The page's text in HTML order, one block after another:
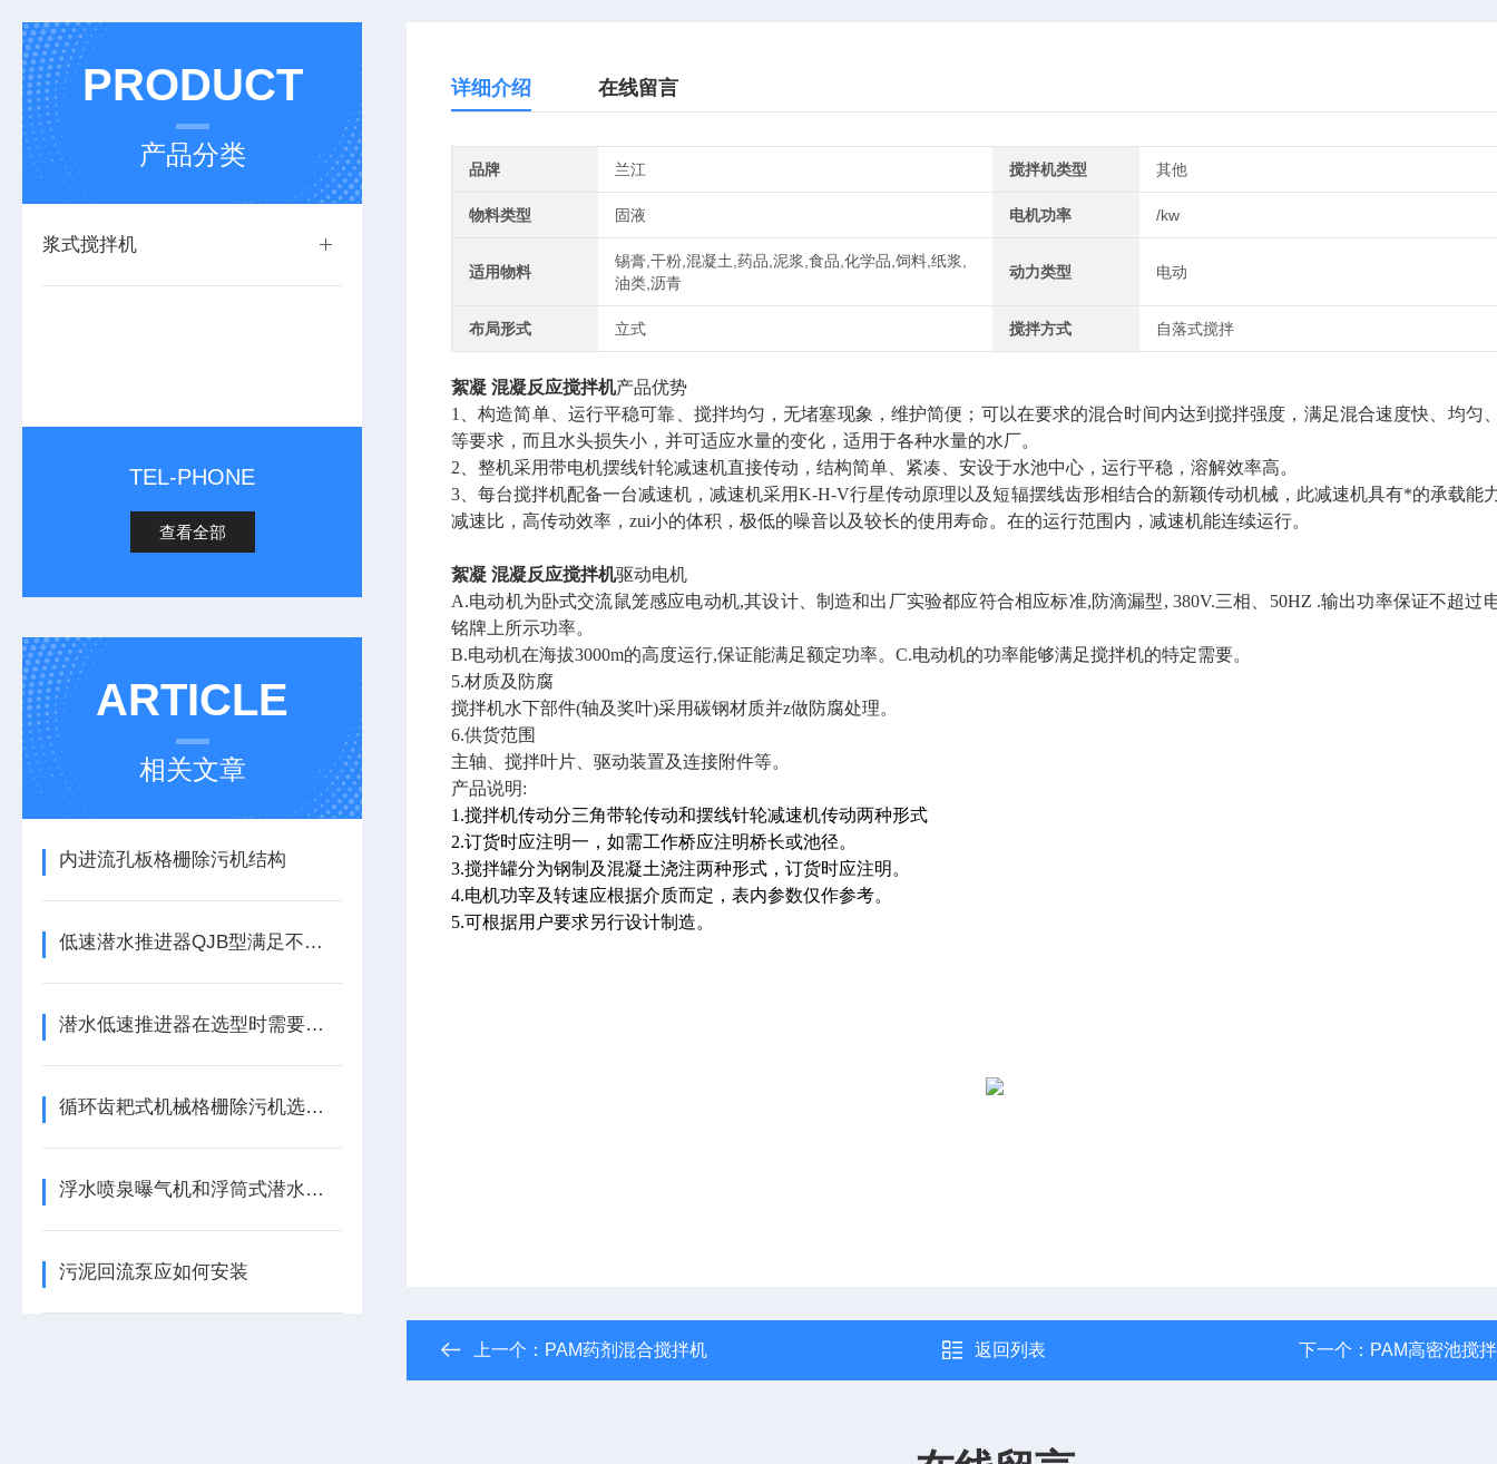
PRODUCT
产品分类
浆式搅拌机
TEL-PHONE
查看全部
ARTICLE
相关文章
内进流孔板格栅除污机结构
低速潜水推进器QJB型满足不同的水下任务需求
潜水低速推进器在选型时需要注意些什么？
循环齿耙式机械格栅除污机选型方案
浮水喷泉曝气机和浮筒式潜水曝气机主要区别
污泥回流泵应如何安装
详细介绍 在线留言
品牌 兰江 搅拌机类型 其他
物料类型 固液 电机功率 /kw
适用物料
锡膏,干粉,混凝土,药品,泥浆,食品,化学品,饲料,纸浆,
油类,沥青
动力类型 电动
布局形式 立式 搅拌方式 自落式搅拌
絮凝 混凝反应搅拌机产品优势
1、构造简单、运行平稳可靠、搅拌均匀，无堵塞现象，维护简便；可以在要求的混合时间内达到搅拌强度，满足混合速度快、均匀
等要求，而且水头损失小，并可适应水量的变化，适用于各种水量的水厂。
2、整机采用带电机摆线针轮减速机直接传动，结构简单、紧凑、安设于水池中心，运行平稳，溶解效率高。
3、每台搅拌机配备一台减速机，减速机采用K-H-V行星传动原理以及短辐摆线齿形相结合的新颖传动机械，此减速机具有*的承载能
减速比，高传动效率，zui小的体积，极低的噪音以及较长的使用寿命。在的运行范围内，减速机能连续运行。
絮凝 混凝反应搅拌机驱动电机
A.电动机为卧式交流鼠笼感应电动机,其设计、制造和出厂实验都应符合相应标准,防滴漏型, 380V.三相、50HZ .输出功率保证不超过
铭牌上所示功率。
B.电动机在海拔3000m的高度运行,保证能满足额定功率。C.电动机的功率能够满足搅拌机的特定需要。
5.材质及防腐
搅拌机水下部件(轴及奖叶)采用碳钢材质并z做防腐处理。
6.供货范围
主轴、搅拌叶片、驱动装置及连接附件等。
产品说明:
1.搅拌机传动分三角带轮传动和摆线针轮减速机传动两种形式
2.订货时应注明一，如需工作桥应注明桥长或池径。
3.搅拌罐分为钢制及混凝土浇注两种形式，订货时应注明。
4.电机功宰及转速应根据介质而定，表内参数仅作参考。
5.可根据用户要求另行设计制造。
上一个： PAM药剂混合搅拌机 返回列表 下一个： PAM高密池搅